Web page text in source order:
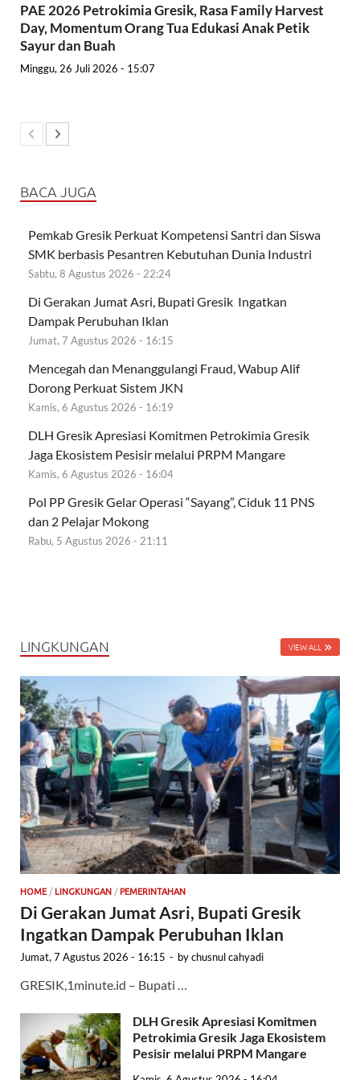
PAE 2026 Petrokimia Gresik, Rasa Family Harvest
Day, Momentum Orang Tua Edukasi Anak Petik
Sayur dan Buah
Minggu, 26 Juli 2026 - 15:07
BACA JUGA
Pemkab Gresik Perkuat Kompetensi Santri dan Siswa
SMK berbasis Pesantren Kebutuhan Dunia Industri
Sabtu, 8 Agustus 2026 - 22:24
Di Gerakan Jumat Asri, Bupati Gresik Ingatkan
Dampak Perubuhan Iklan
Jumat, 7 Agustus 2026 - 16:15
Mencegah dan Menanggulangi Fraud, Wabup Alif
Dorong Perkuat Sistem JKN
Kamis, 6 Agustus 2026 - 16:19
DLH Gresik Apresiasi Komitmen Petrokimia Gresik
Jaga Ekosistem Pesisir melalui PRPM Mangare
Kamis, 6 Agustus 2026 - 16:04
Pol PP Gresik Gelar Operasi “Sayang”, Ciduk 11 PNS
dan 2 Pelajar Mokong
Rabu, 5 Agustus 2026 - 21:11
LINGKUNGAN VIEW ALL
HOME / LINGKUNGAN / PEMERINTAHAN
Di Gerakan Jumat Asri, Bupati Gresik
Ingatkan Dampak Perubuhan Iklan
Jumat, 7 Agustus 2026 - 16:15 - bychusnul cahyadi
GRESIK,1minute.id – Bupati …
DLH Gresik Apresiasi Komitmen
Petrokimia Gresik Jaga Ekosistem
Pesisir melalui PRPM Mangare